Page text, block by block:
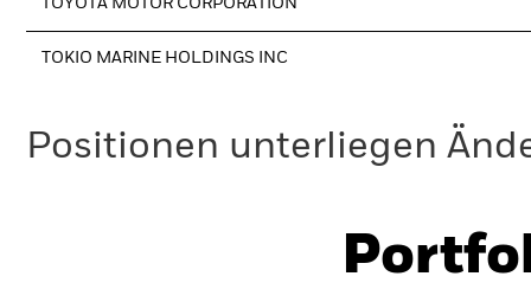
TOYOTA MOTOR CORPORATION
TOKIO MARINE HOLDINGS INC
Positionen unterliegen